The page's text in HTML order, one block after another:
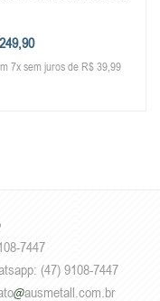
7x sem juros de R$ 39,99
7447
(47) 9108-7447
ausmetall.com.br